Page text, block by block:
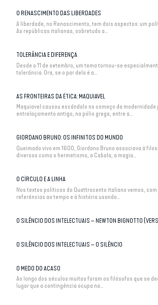
O RENASCIMENTO DAS LIBERDADES
A liberdade, no Renascimento, tem dois aspectos: um
As repúblicas italianas, sobretudo a...
TOLERÂNCIA E DIFERENÇA
Desde o 11 de setembro, um tema tornou-se
tolerância. Ora, se o par dela é a...
AS FRONTEIRAS DA ÉTICA: MAQUIAVEL
Maquiavel causou escândalo no começo da modernidade
entrelaçamento antigo, na pólis grega, entre a...
GIORDANO BRUNO: OS INFINITOS DO MUNDO
Queimado vivo em 1600, Giordano Bruno associava à
diversos como o hermetismo, a Cabala, a magia...
O CÍRCULO E A LINHA
Nos textos políticos do Quattrocento italiano vemos,
referências ao tempo e à história usando...
O SILÊNCIO DOS INTELECTUAIS – NEWTON BIGNOTTO
O SILÊNCIO DOS INTELECTUAIS – O SILÊNCIO
O MEDO DO ACASO
Ao longo dos séculos muitos foram os filósofos que se
lugar que a contingência ocupa na...